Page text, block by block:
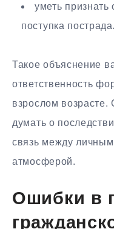
уметь признать
поступка
Такое объяснение
ответственность
взрослом возрасте.
думать о
связь между
атмосферой.
Ошибки в